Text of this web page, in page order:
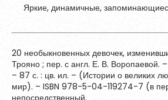
Яркие, динамичные,
20 необыкновенных девочек,
Трояно ; пер. с англ. Е. В. Воропаевой.
– 87 с. : цв. ил. – (Истории о великих
мир). – ISBN 978-5-04-119274-7 (в
Я согласен на обработку
размещённых на портале.